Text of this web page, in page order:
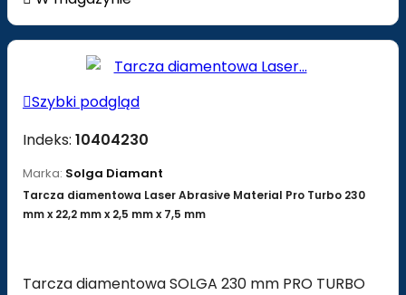
Szybki podgląd
Indeks: 10404230
Marka: Solga Diamant
Tarcza diamentowa Laser Abrasive Material Pro Turbo 230
mm x 22,2 mm x 2,5 mm x 7,5 mm
Tarcza diamentowa SOLGA 230 mm PRO TURBO